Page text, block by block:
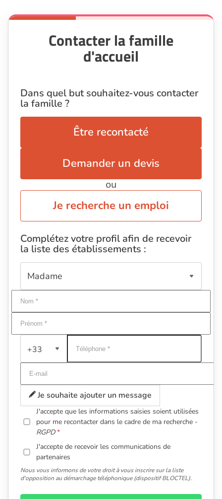
Contacter la famille
d'accueil
Dans quel but souhaitez-vous contacter
la famille ?
Être recontacté
Demander un devis
ou
Je recherche un emploi
Complétez votre profil afin de recevoir
la liste des établissements :
+33
Je souhaite ajouter un message
J'accepte que les informations saisies soient utilisées
pour me recontacter dans le cadre de ma recherche -
RGPD
J'accepte de recevoir les communications de
partenaires
Nous vous informons de votre droit à vous inscrire sur la liste
d'opposition au démarchage téléphonique (dispositif BLOCTEL).